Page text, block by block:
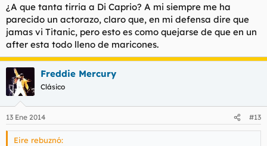
¿A que tanta tirria a Di Caprio? A mi siempre me ha
parecido un actorazo, claro que, en mi defensa dire que
jamas vi Titanic, pero esto es como quejarse de que en un
after esta todo lleno de maricones.
Freddie Mercury
Clásico
13 Ene 2014 #13
Eire rebuznó: